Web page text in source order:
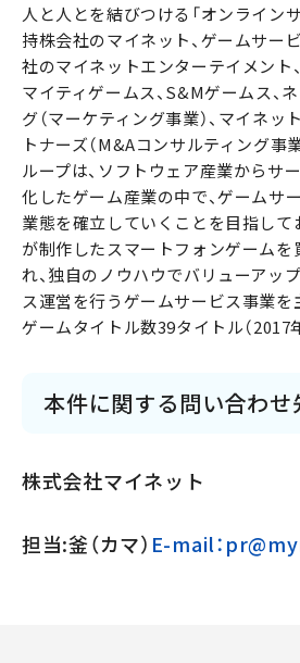
人と人とを結びつける「オンライン
持株会社のマイネット、ゲームサー
社のマイネットエンターテイメント
マイティゲームス、S&Mゲームス、
グ（マーケティング事業）、マイネッ
トナーズ（M&Aコンサルティング事
ループは、ソフトウェア産業からサ
化したゲーム産業の中で、ゲームサ
業態を確立していくことを目指して
が制作したスマートフォンゲーム
れ、独自のノウハウでバリューアッ
ス運営を行うゲームサービス事業を
ゲームタイトル数39タイトル（2017
本件に関する問い合わせ
株式会社マイネット
担当:釜（カマ） E-mail：